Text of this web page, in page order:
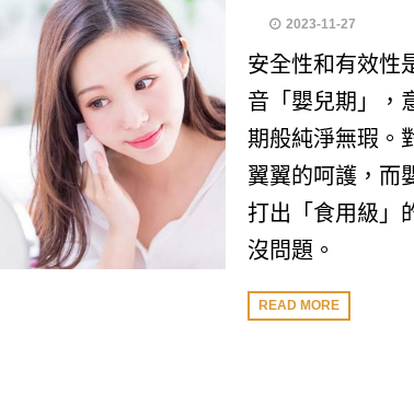
2023-11-27
安全性和有效性
音「嬰兒期」，
期般純淨無瑕。
翼翼的呵護，而
打出「食用級」
沒問題。
READ MORE